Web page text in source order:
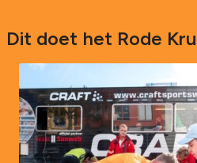
Dit doet het Rode